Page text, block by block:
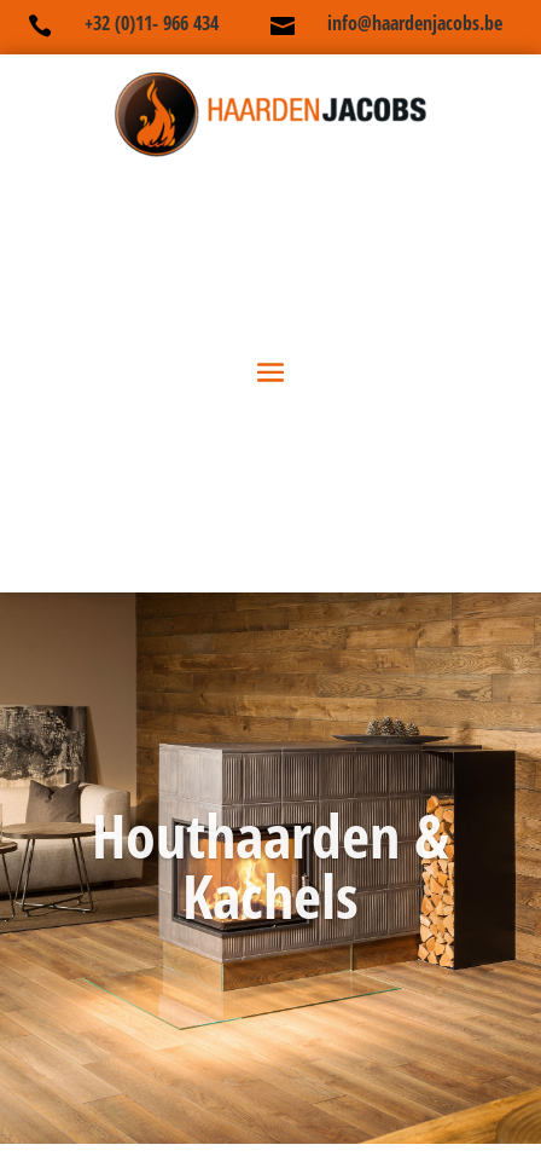
 +32 (0)11- 966 434  info@haardenjacobs.be
Houthaarden &
Kachels